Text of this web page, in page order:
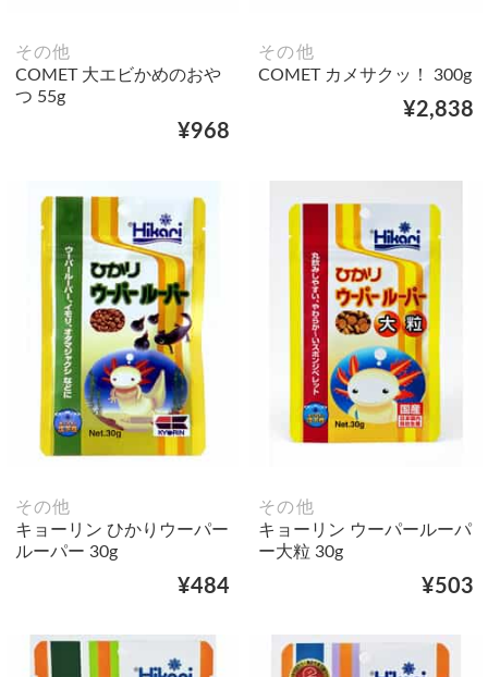
その他
COMET 大エビかめのおや
つ 55g
¥968
その他
COMET カメサクッ！ 300g
¥2,838
その他
キョーリン ひかりウーパー
ルーパー 30g
¥484
その他
キョーリン ウーパールーパ
ー大粒 30g
¥503